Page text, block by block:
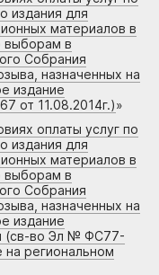
издания для
материалов в
выборам в
Собрания
назначенных на
издание
от 11.08.2014г.)»
оплаты услуг по
издания для
материалов в
выборам в
Собрания
назначенных на
издание
(св-во Эл № ФС77-
региональном